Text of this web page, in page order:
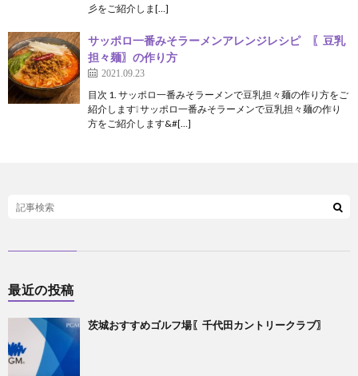
彡をご紹介しま[…]
サッポロ一番みそラーメンアレンジレシピ 〖豆乳
担々麺〗の作り方
2021.09.23
目次 1. サッポロ一番みそラーメンで豆乳担々麺の作り方をご
紹介します❕ サッポロ一番みそラーメンで豆乳担々麺の作り
方をご紹介します&#[…]
最近の投稿
茨城おすすめゴルフ場〖千代田カントリークラブ〗